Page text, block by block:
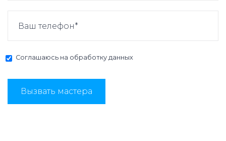
Соглашаюсь на обработку данных
Вызвать мастера